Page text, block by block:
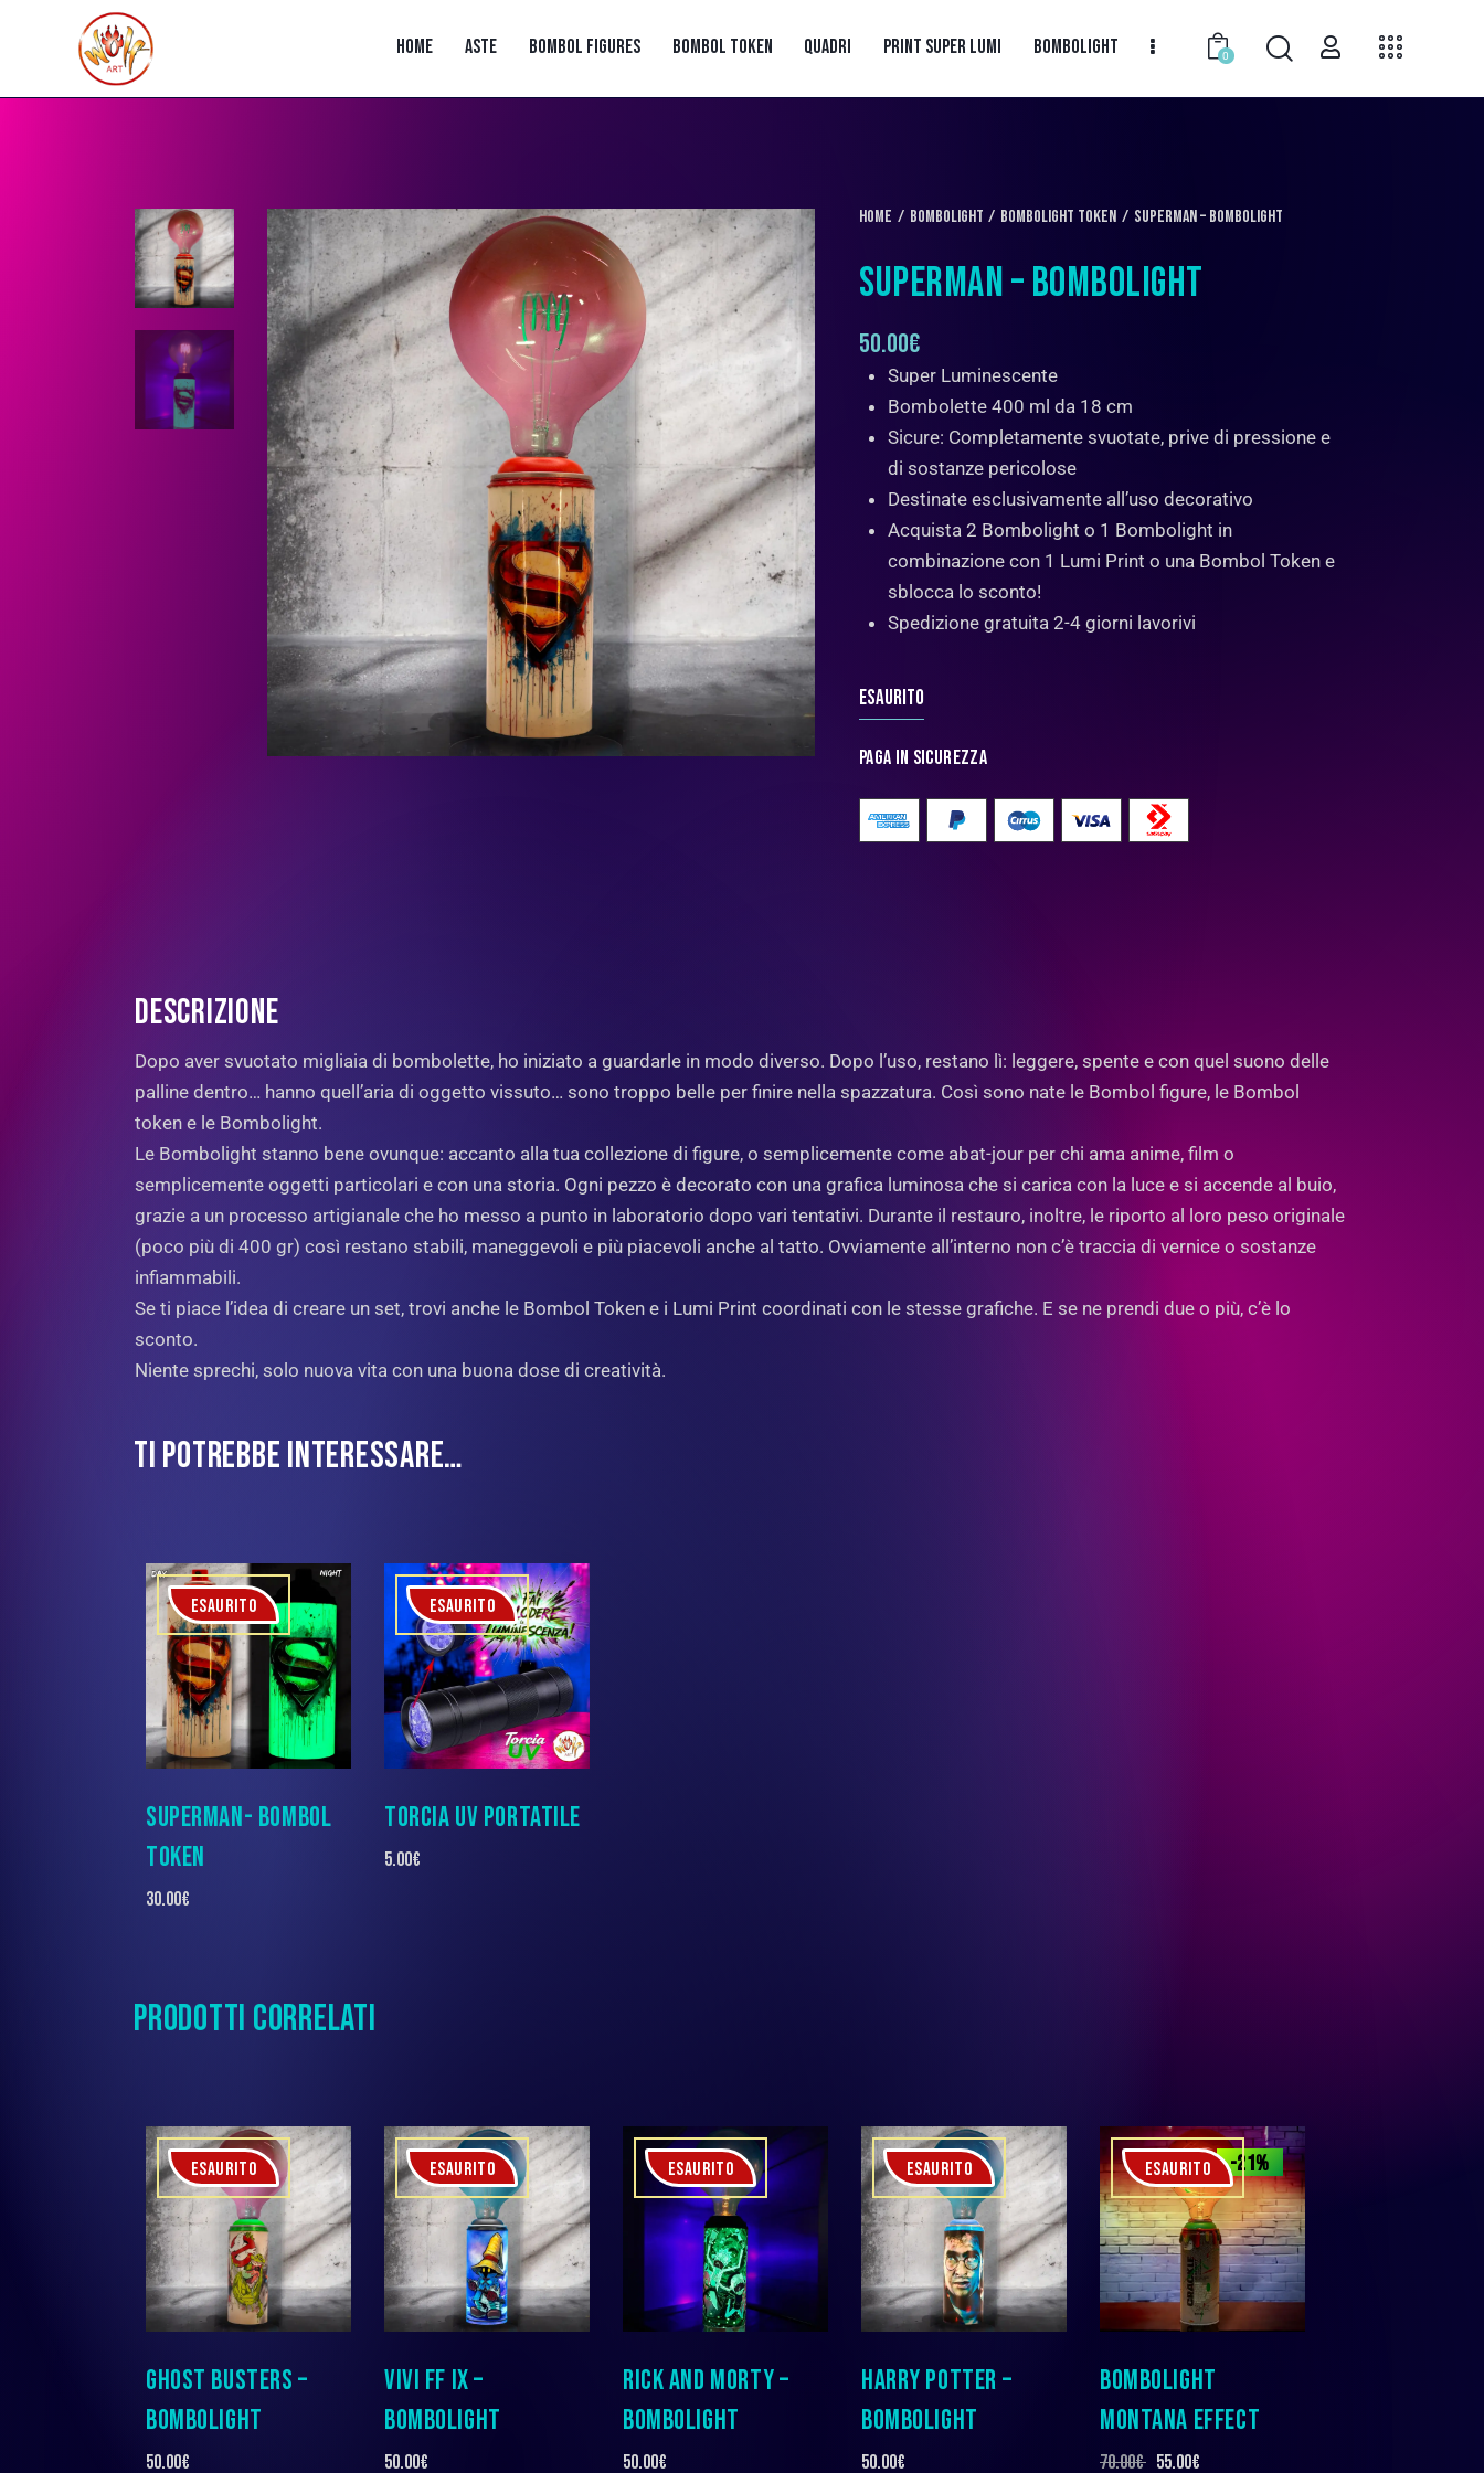
HOME ASTE BOMBOL FIGURES BOMBOL TOKEN QUADRI PRINT SUPER LUMI BOMBOLIGHT 0
Home BOMBOLIGHT BomboLight Token Superman – Bombolight
SUPERMAN – BOMBOLIGHT
50.00€
Super Luminescente
Bombolette 400 ml da 18 cm
Sicure: Completamente svuotate, prive di pressione e
di sostanze pericolose
Destinate esclusivamente all’uso decorativo
Acquista 2 Bombolight o 1 Bombolight in
combinazione con 1 Lumi Print o una Bombol Token e
sblocca lo sconto!
Spedizione gratuita 2-4 giorni lavorivi
Esaurito
Paga in sicurezza
DESCRIZIONE
Dopo aver svuotato migliaia di bombolette, ho iniziato a guardarle in modo diverso. Dopo l’uso, restano lì: leggere, spente e con quel suono delle
palline dentro… hanno quell’aria di oggetto vissuto… sono troppo belle per finire nella spazzatura. Così sono nate le Bombol figure, le Bombol
token e le Bombolight.
Le Bombolight stanno bene ovunque: accanto alla tua collezione di figure, o semplicemente come abat-jour per chi ama anime, film o
semplicemente oggetti particolari e con una storia. Ogni pezzo è decorato con una grafica luminosa che si carica con la luce e si accende al buio,
grazie a un processo artigianale che ho messo a punto in laboratorio dopo vari tentativi. Durante il restauro, inoltre, le riporto al loro peso originale
(poco più di 400 gr) così restano stabili, maneggevoli e più piacevoli anche al tatto. Ovviamente all’interno non c’è traccia di vernice o sostanze
infiammabili.
Se ti piace l’idea di creare un set, trovi anche le Bombol Token e i Lumi Print coordinati con le stesse grafiche. E se ne prendi due o più, c’è lo
sconto.
Niente sprechi, solo nuova vita con una buona dose di creatività.
TI POTREBBE INTERESSARE…
ESAURITO
SUPERMAN- BOMBOL
TOKEN
30.00€
ESAURITO
TORCIA UV PORTATILE
5.00€
PRODOTTI CORRELATI
ESAURITO
GHOST BUSTERS –
BOMBOLIGHT
50.00€
ESAURITO
VIVI FF IX –
BOMBOLIGHT
50.00€
ESAURITO
RICK AND MORTY –
BOMBOLIGHT
50.00€
ESAURITO
HARRY POTTER –
BOMBOLIGHT
50.00€
ESAURITO -21%
BOMBOLIGHT
MONTANA EFFECT
70.00€ 55.00€